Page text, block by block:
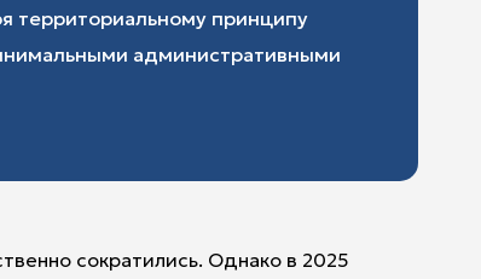
территориальному принципу
административными
сократились. Однако в 2025